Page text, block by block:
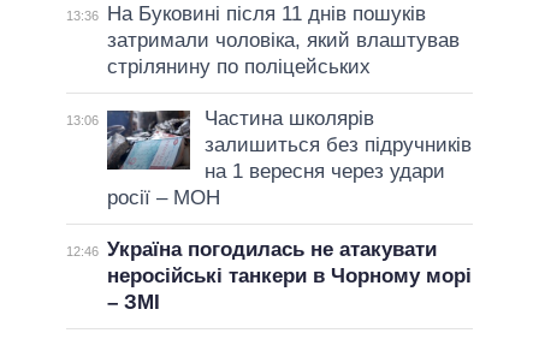
13:36
На Буковині після 11 днів пошуків
затримали чоловіка, який влаштував
стрілянину по поліцейських
13:06
Частина школярів
залишиться без підручників
на 1 вересня через удари
росії – МОН
12:46 Україна погодилась не атакувати
неросійські танкери в Чорному морі
– ЗМІ